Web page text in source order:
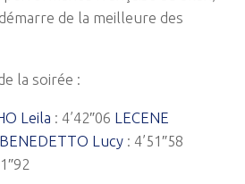
de la meilleure des
la soirée :
Leila : 4’42″06 LECENE
Lucy : 4’51″58